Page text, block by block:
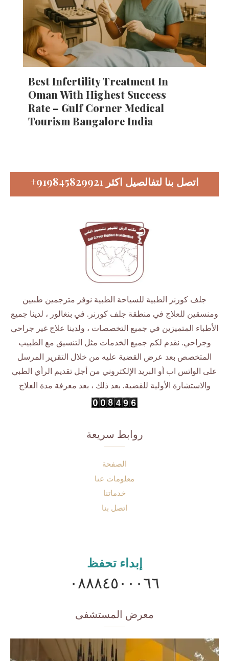
Best Infertility Treatment In
Oman With Highest Success
Rate – Gulf Corner Medical
Tourism Bangalore India
+919845829921 اتصل بنا لتفالصيل اكثر
جلف كورنر الطبية للسياحة الطبية نوفر مترجمين طبيين
ومنسقين للعلاج في منطقة جلف كورنر. في بنغالور ، لدينا جميع
الأطباء المتميزين في جميع التخصصات ، ولدينا علاج غير جراحي
وجراحي. نقدم لكم جميع الخدمات مثل التنسيق مع الطبيب
المتخصص بعد عرض القضية عليه من خلال التقرير المرسل
على الواتس اب أو البريد الإلكتروني من أجل تقديم الرأي الطبي
والاستشارة الأولية للقضية. بعد ذلك ، بعد معرفة مدة العلاج
روابط سريعة
الصفحة
معلومات عنا
خدماتنا
اتصل بنا
إبداء تحفظ
٠٨٨٨٤٥٠٠٠٦٦
معرض المستشفى